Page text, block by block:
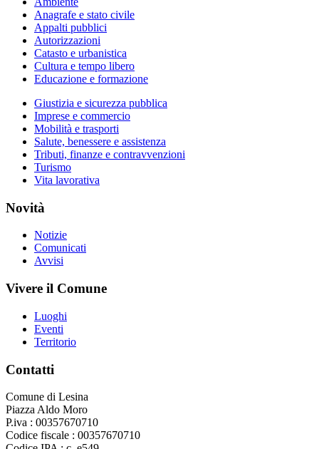
Anagrafe e stato civile
Appalti pubblici
Autorizzazioni
Catasto e urbanistica
Cultura e tempo libero
Educazione e formazione
Giustizia e sicurezza pubblica
Imprese e commercio
Mobilità e trasporti
Salute, benessere e assistenza
Tributi, finanze e contravvenzioni
Turismo
Vita lavorativa
Novità
Notizie
Comunicati
Avvisi
Vivere il Comune
Luoghi
Eventi
Territorio
Contatti
Comune di Lesina
Piazza Aldo Moro
P.iva : 00357670710
Codice fiscale : 00357670710